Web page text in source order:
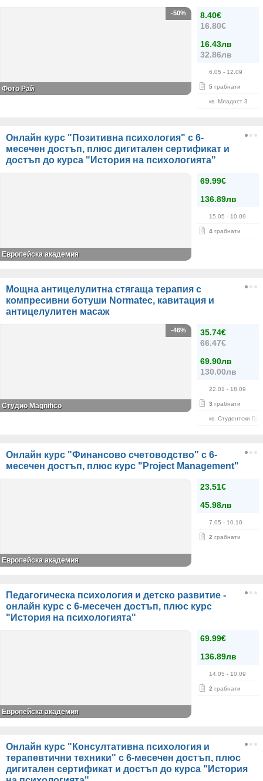
8.40€
16.80€
16.43лв
32.86лв
6.05 - 12.09
5 грабнати
кв. Младост 3
-50%
Фото Рай
Онлайн курс "Позитивна психология" с 6-
месечен достъп, плюс дигитален сертификат и
достъп до курса "История на психологията"
69.99€
136.89лв
15.05 - 10.09
4 грабнати
Европейска академия
Мощна антицелулитна стягаща терапия с
компресивни ботуши Normatec, кавитация и
антицелулитен масаж
35.74€
66.47€
69.90лв
130.00лв
22.01 - 18.09
3 грабнати
кв. Студентски
-46%
Студио Magnifico
Онлайн курс "Финансово счетоводство" с 6-
месечен достъп, плюс курс "Project Management"
23.51€
45.98лв
7.05 - 10.10
2 грабнати
Европейска академия
Педагогическа психология и детско развитие -
онлайн курс с 6-месечен достъп, плюс курс
"История на психологията"
69.99€
136.89лв
14.05 - 10.09
2 грабнати
Европейска академия
Онлайн курс "Консултативна психология и
терапевтични техники" с 6-месечен достъп, плюс
дигитален сертификат и достъп до курса "История